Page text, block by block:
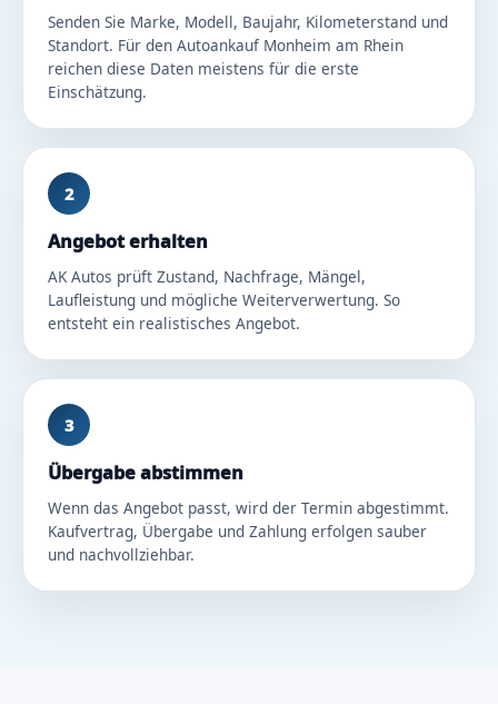
Senden Sie Marke, Modell, Baujahr, Kilometerstand und
Standort. Für den Autoankauf Monheim am Rhein
reichen diese Daten meistens für die erste
Einschätzung.
2
Angebot erhalten
AK Autos prüft Zustand, Nachfrage, Mängel,
Laufleistung und mögliche Weiterverwertung. So
entsteht ein realistisches Angebot.
3
Übergabe abstimmen
Wenn das Angebot passt, wird der Termin abgestimmt.
Kaufvertrag, Übergabe und Zahlung erfolgen sauber
und nachvollziehbar.